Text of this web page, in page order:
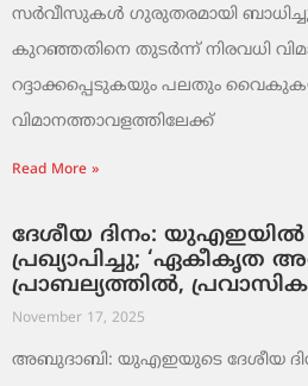
സർവീസുകൾ ഗുരുതരമായി
കുറഞ്ഞതിനെ തുടർന്ന് നിരവധി
റദ്ദാക്കപ്പെടുകയും പലതും
വിമാനത്താവളത്തിലേക്ക്
Read More »
ദേശീയ ദിനം:
പ്രഖ്യാപിച്ചു; ‘ഏകീകൃത
പ്രാബല്യത്തിൽ,
November 17, 2025
അബുദാബി: യുഎഇയുടെ ദേശീയ